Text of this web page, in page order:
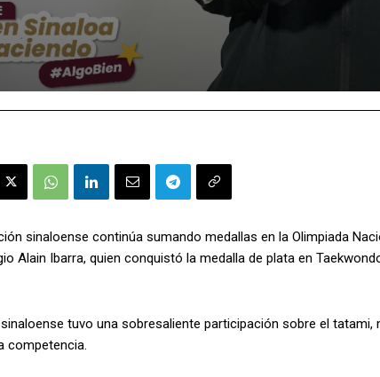
sinaloense continúa sumando medallas en la Olimpiada
Alain Ibarra, quien conquistó la medalla de plata en
tuvo una sobresaliente participación sobre el
competencia.